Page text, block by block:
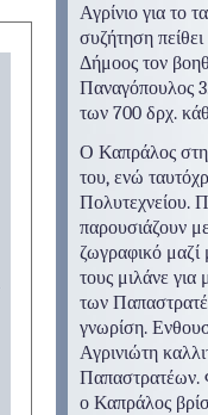
Αγρίνιο για το
συζήτηση
Δήμοος τον
Παναγόπουλος
των 700 δρχ.
Ο Καπράλος
του, ενώ
Πολυτεχνείου.
παρουσιάζουν
ζωγραφικό μαζί
τους μιλάνε
των
γνωρίση.
Αγρινιώτη
Παπαστρατέων.
ο Καπράλος